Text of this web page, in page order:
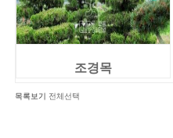
조경목
목록보기 전체선택